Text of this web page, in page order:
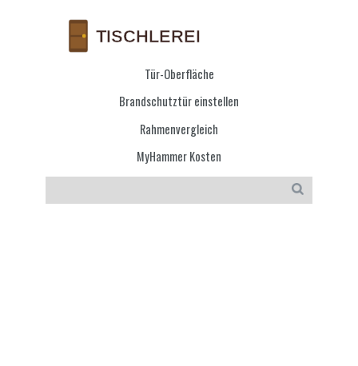
Tür-Oberfläche
Brandschutztür einstellen
Rahmenvergleich
MyHammer Kosten